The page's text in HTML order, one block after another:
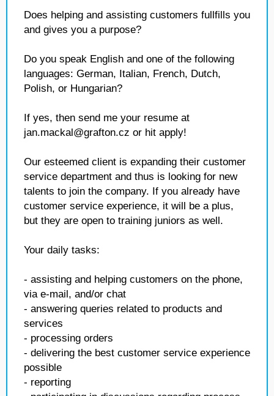
Does helping and assisting customers fullfills you
and gives you a purpose?
Do you speak English and one of the following
languages: German, Italian, French, Dutch,
Polish, or Hungarian?
If yes, then send me your resume at
jan.mackal@grafton.cz or hit apply!
Our esteemed client is expanding their customer
service department and thus is looking for new
talents to join the company. If you already have
customer service experience, it will be a plus,
but they are open to training juniors as well.
Your daily tasks:
- assisting and helping customers on the phone,
via e-mail, and/or chat
- answering queries related to products and
services
- processing orders
- delivering the best customer service experience
possible
- reporting